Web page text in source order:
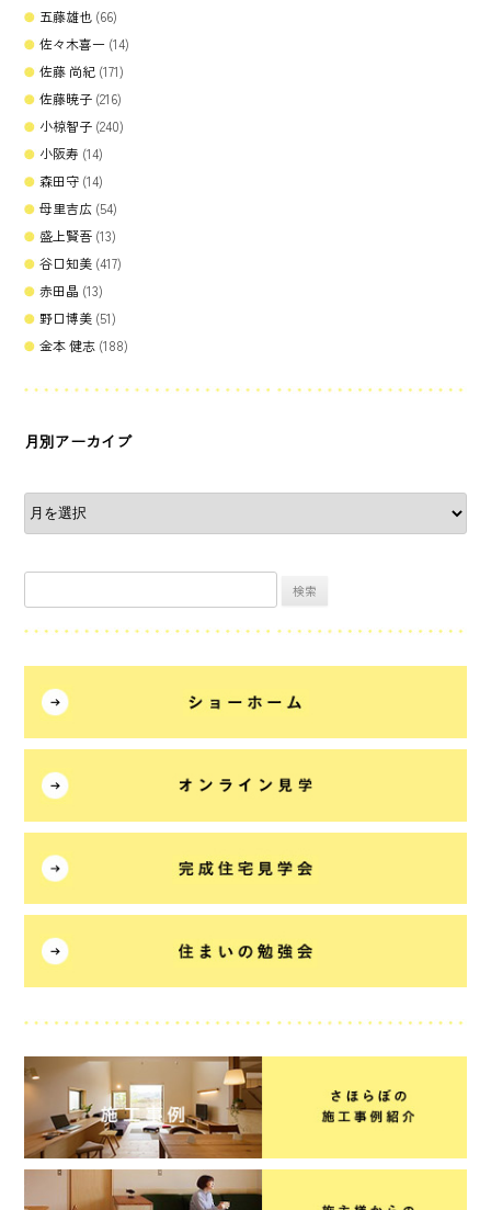
五藤雄也 (66)
佐々木喜一 (14)
佐藤 尚紀 (171)
佐藤暁子 (216)
小椋智子 (240)
小阪寿 (14)
森田守 (14)
母里吉広 (54)
盛上賢吾 (13)
谷口知美 (417)
赤田晶 (13)
野口博美 (51)
金本 健志 (188)
月別アーカイブ